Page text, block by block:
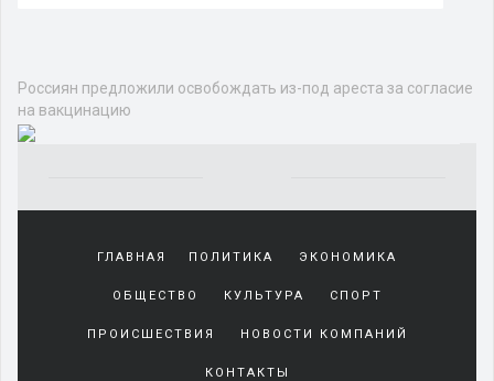
Россиян предложили освобождать из-под ареста за согласие
на вакцинацию
sürekli
beraber
geçirerek
harcadığı
ГЛАВНАЯ ПОЛИТИКА ЭКОНОМИКА
ОБЩЕСТВО КУЛЬТУРА СПОРТ
ПРОИСШЕСТВИЯ НОВОСТИ КОМПАНИЙ
КОНТАКТЫ